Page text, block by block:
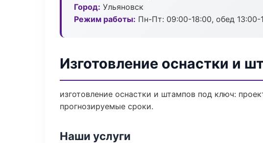
Город: Ульяновск
Режим работы: Пн-Пт: 09:00-18:00, обед 13:00-
Изготовление оснастки и
изготовление оснастки и штампов под ключ:
прогнозируемые сроки.
Наши услуги